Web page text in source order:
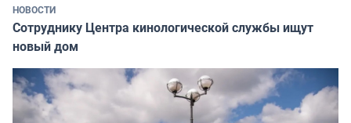
НОВОСТИ
Сотруднику Центра кинологической службы ищут
новый дом